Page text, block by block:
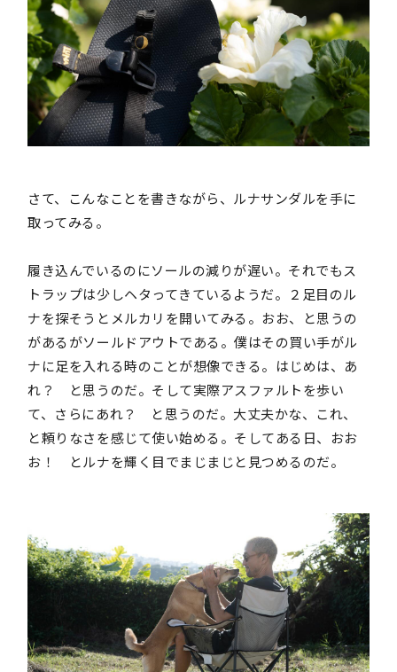
さて、こんなことを書きながら、ルナサンダルを手に
取ってみる。
履き込んでいるのにソールの減りが遅い。それでもス
トラップは少しヘタってきているようだ。２足目のル
ナを探そうとメルカリを開いてみる。おお、と思うの
があるがソールドアウトである。僕はその買い手がル
ナに足を入れる時のことが想像できる。はじめは、あ
れ？ と思うのだ。そして実際アスファルトを歩い
て、さらにあれ？ と思うのだ。大丈夫かな、これ、
と頼りなさを感じて使い始める。そしてある日、おお
お！ とルナを輝く目でまじまじと見つめるのだ。